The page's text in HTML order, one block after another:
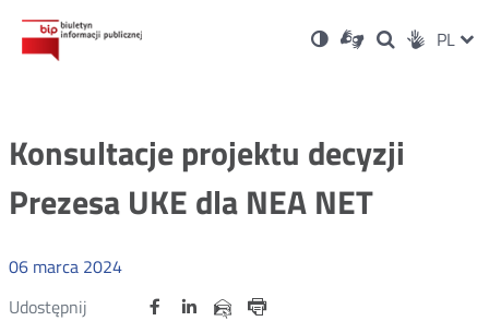
Ustawienia
Wersja
kontrastowa
Dla
niesłyszących
OtwórzOtwórz
w
Otwórz
w
Social PL
Konsultacje projektu decyzji
Prezesa UKE dla NEA NET
06 marca 2024
Udostępnij
Udostępnij
Otwórz Udostępnij
na
OtwórzUdostępnij
na
OtwórzUdostępnij
przez